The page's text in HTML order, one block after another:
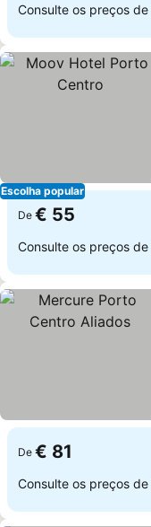
Consulte os preços de
Escolha popular
De € 55
Consulte os preços de
De € 81
Consulte os preços de